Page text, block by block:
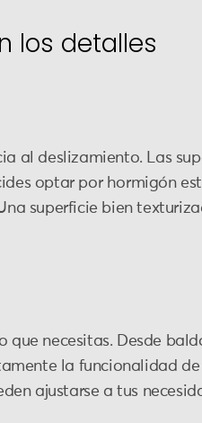
los detalles
al deslizamiento. Las
optar por hormigón
superficie bien
necesitas. Desde
la funcionalidad de
ajustarse a tus